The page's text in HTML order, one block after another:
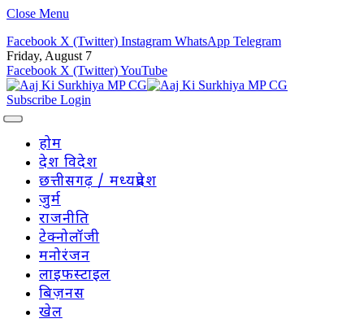
Close Menu
Facebook X (Twitter) Instagram WhatsApp Telegram
Friday, August 7
Facebook X (Twitter)YouTube
Subscribe Login
होम
देश विदेश
छत्तीसगढ़ / मध्यप्रदेश
जुर्म
राजनीति
टेक्नोलॉजी
मनोरंजन
लाइफस्टाइल
बिज़नस
खेल